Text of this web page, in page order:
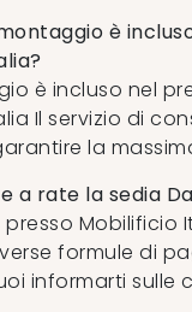
è
è incluso nel
Il servizio di
la
a rate la sedia
Mobilificio
formule di
informarti sulle